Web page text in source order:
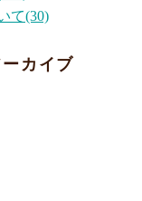
て(30)
カイブ